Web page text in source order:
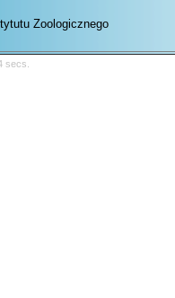
Zoologicznego
secs.